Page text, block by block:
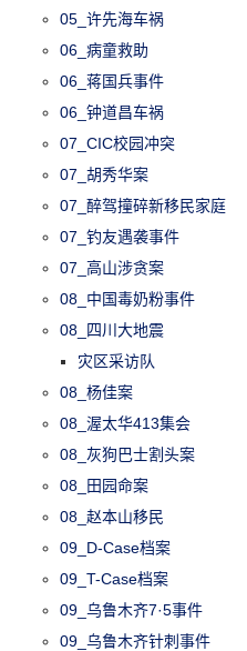
05_许先海车祸
06_病童救助
06_蒋国兵事件
06_钟道昌车祸
07_CIC校园冲突
07_胡秀华案
07_醉驾撞碎新移民家庭
07_钓友遇袭事件
07_高山涉贪案
08_中国毒奶粉事件
08_四川大地震
灾区采访队
08_杨佳案
08_渥太华413集会
08_灰狗巴士割头案
08_田园命案
08_赵本山移民
09_D-Case档案
09_T-Case档案
09_乌鲁木齐7·5事件
09_乌鲁木齐针刺事件